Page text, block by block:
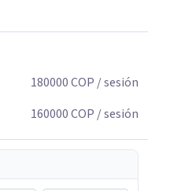
180000COP / sesión
160000COP / sesión